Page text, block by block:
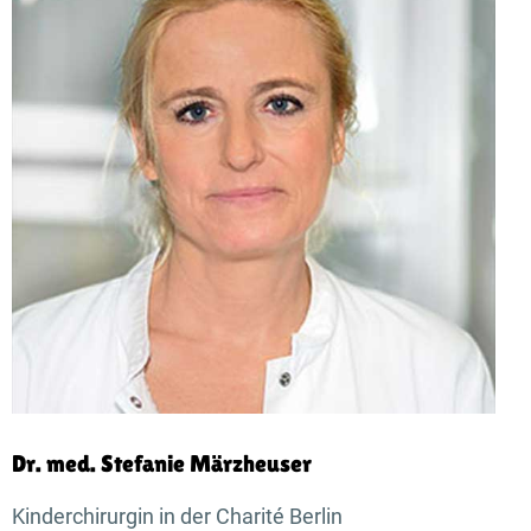
Dr. med. Stefanie Märzheuser
Kinderchirurgin in der Charité Berlin